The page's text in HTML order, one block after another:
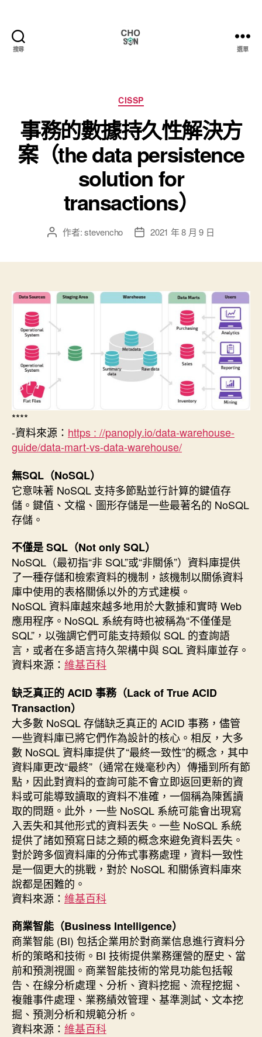
搜尋
大
小
事
選單
分
類
CISSP
事務的數據持久性解決方
案（the data persistence
solution for
transactions）
文 作者:stevencho
文
期
2021 年 8 月 9 日
****
-資料來源： https : //panoply.io/data-warehouse-
guide/data-mart-vs-data-warehouse/
無SQL（NoSQL）
它意味著 NoSQL 支持多節點並行計算的鍵值存
儲。鍵值、文檔、圖形存儲是一些最著名的 NoSQL
存儲。
不僅是 SQL（Not only SQL）
NoSQL（最初指“非 SQL”或“非關係”）資料庫提供
了一種存儲和檢索資料的機制，該機制以關係資料
庫中使用的表格關係以外的方式建模。
NoSQL 資料庫越來越多地用於大數據和實時 Web
應用程序。NoSQL 系統有時也被稱為“不僅僅是
SQL”，以強調它們可能支持類似 SQL 的查詢語
言，或者在多語言持久架構中與 SQL 資料庫並存。
資料來源： 維基百科
缺乏真正的 ACID 事務（Lack of True ACID
Transaction）
大多數 NoSQL 存儲缺乏真正的 ACID 事務，儘管
一些資料庫已將它們作為設計的核心。相反，大多
數 NoSQL 資料庫提供了“最終一致性”的概念，其中
資料庫更改“最終”（通常在幾毫秒內）傳播到所有節
點，因此對資料的查詢可能不會立即返回更新的資
料或可能導致讀取的資料不准確，一個稱為陳舊讀
取的問題。此外，一些 NoSQL 系統可能會出現寫
入丟失和其他形式的資料丟失。一些 NoSQL 系統
提供了諸如預寫日誌之類的概念來避免資料丟失。
對於跨多個資料庫的分佈式事務處理，資料一致性
是一個更大的挑戰，對於 NoSQL 和關係資料庫來
說都是困難的。
資料來源： 維基百科
商業智能（Business Intelligence）
商業智能 (BI) 包括企業用於對商業信息進行資料分
析的策略和技術。BI 技術提供業務運營的歷史、當
前和預測視圖。商業智能技術的常見功能包括報
告、在線分析處理、分析、資料挖掘、流程挖掘、
複雜事件處理、業務績效管理、基準測試、文本挖
掘、預測分析和規範分析。
資料來源： 維基百科